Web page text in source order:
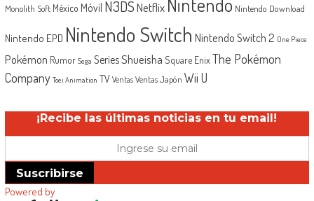
Monolith Soft México Móvil N3DSNetflix Nintendo Nintendo Download
Nintendo EPD Nintendo Switch Nintendo Switch 2 One Piece
Pokémon Rumor Sega SeriesShueisha Square EnixThe Pokémon
Company Toei Animation TV Ventas Ventas Japón Wii U
¡Recibe las últimas noticias en tu email!
Suscribirse
Powered by